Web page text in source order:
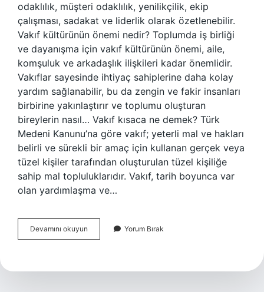
odaklılık, müşteri odaklılık, yenilikçilik, ekip
çalışması, sadakat ve liderlik olarak özetlenebilir.
Vakıf kültürünün önemi nedir? Toplumda iş birliği
ve dayanışma için vakıf kültürünün önemi, aile,
komşuluk ve arkadaşlık ilişkileri kadar önemlidir.
Vakıflar sayesinde ihtiyaç sahiplerine daha kolay
yardım sağlanabilir, bu da zengin ve fakir insanları
birbirine yakınlaştırır ve toplumu oluşturan
bireylerin nasıl… Vakıf kısaca ne demek? Türk
Medeni Kanunu’na göre vakıf; yeterli mal ve hakları
belirli ve sürekli bir amaç için kullanan gerçek veya
tüzel kişiler tarafından oluşturulan tüzel kişiliğe
sahip mal topluluklarıdır. Vakıf, tarih boyunca var
olan yardımlaşma ve…
Devamını okuyun
Kültürü
Yorum Bırak